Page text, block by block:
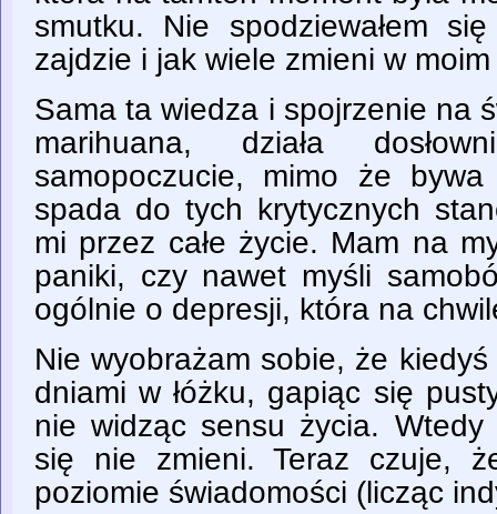
smutku. Nie spodziewałem
zajdzie i jak wiele zmieni w
Sama ta wiedza i spojrzenie na
marihuana, działa
samopoczucie, mimo że
spada do tych krytycznych
mi przez całe życie. Mam na
paniki, czy nawet myśli
ogólnie o depresji, która na
Nie wyobrażam sobie, że kiedyś
dniami w łóżku, gapiąc się
nie widząc sensu życia. Wtedy
się nie zmieni. Teraz czuje,
poziomie świadomości (licząc